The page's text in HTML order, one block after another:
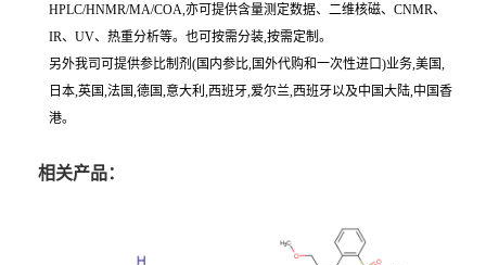
HPLC/HNMR/MA/COA,亦可提供含量测定数据、二维核磁、CNMR、
IR、UV、热重分析等。也可按需分装,按需定制。
另外我司可提供参比制剂(国内参比,国外代购和一次性进口)业务,美国,
日本,英国,法国,德国,意大利,西班牙,爱尔兰,西班牙以及中国大陆,中国香
港。
相关产品：